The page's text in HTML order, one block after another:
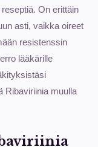
On erittäin
asti, vaikka oireet
resistenssin
lääkärille
Ribaviriinia muulla